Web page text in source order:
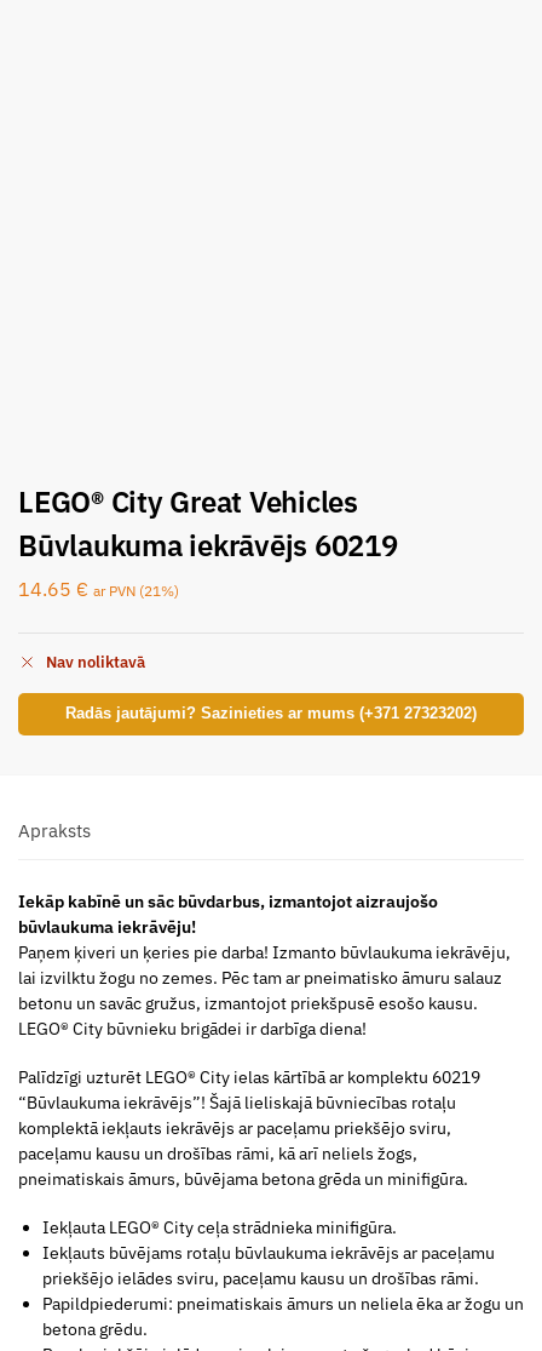
LEGO® City Great Vehicles
Būvlaukuma iekrāvējs 60219
14.65 € ar PVN (21%)
Nav noliktavā
Radās jautājumi? Sazinieties ar mums (+371 27323202)
Apraksts
Iekāp kabīnē un sāc būvdarbus, izmantojot aizraujošo
būvlaukuma iekrāvēju!
Paņem ķiveri un ķeries pie darba! Izmanto būvlaukuma iekrāvēju,
lai izvilktu žogu no zemes. Pēc tam ar pneimatisko āmuru salauz
betonu un savāc gružus, izmantojot priekšpusē esošo kausu.
LEGO® City būvnieku brigādei ir darbīga diena!
Palīdzīgi uzturēt LEGO® City ielas kārtībā ar komplektu 60219
“Būvlaukuma iekrāvējs”! Šajā lieliskajā būvniecības rotaļu
komplektā iekļauts iekrāvējs ar paceļamu priekšējo sviru,
paceļamu kausu un drošības rāmi, kā arī neliels žogs,
pneimatiskais āmurs, būvējama betona grēda un minifigūra.
Iekļauta LEGO® City ceļa strādnieka minifigūra.
Iekļauts būvējams rotaļu būvlaukuma iekrāvējs ar paceļamu
priekšējo ielādes sviru, paceļamu kausu un drošības rāmi.
Papildpiederumi: pneimatiskais āmurs un neliela ēka ar žogu un
betona grēdu.